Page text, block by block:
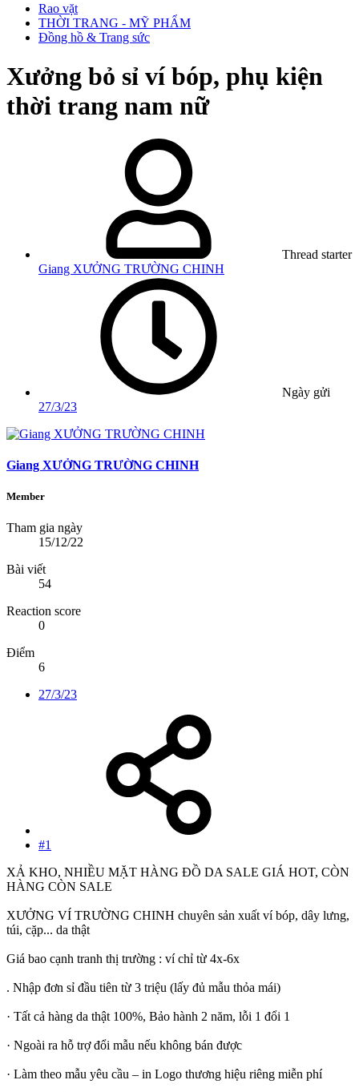
Rao vặt
THỜI TRANG - MỸ PHẨM
Đồng hồ & Trang sức
Xưởng bỏ sỉ ví bóp, phụ kiện
thời trang nam nữ
Thread starter
Giang XƯỞNG TRƯỜNG CHINH
Ngày gửi
27/3/23
Giang XƯỞNG TRƯỜNG CHINH
Member
Tham gia ngày
15/12/22
Bài viết
54
Reaction score
0
Điểm
6
27/3/23
#1
XẢ KHO, NHIỀU MẶT HÀNG ĐỒ DA SALE GIÁ HOT, CÒN
HÀNG CÒN SALE
XƯỞNG VÍ TRƯỜNG CHINH chuyên sản xuất ví bóp, dây lưng,
túi, cặp... da thật
Giá bao cạnh tranh thị trường : ví chỉ từ 4x-6x
. Nhập đơn sỉ đầu tiên từ 3 triệu (lấy đủ mẫu thỏa mái)
· Tất cả hàng da thật 100%, Bảo hành 2 năm, lỗi 1 đổi 1
· Ngoài ra hỗ trợ đổi mẫu nếu không bán được
· Làm theo mẫu yêu cầu – in Logo thương hiệu riêng miễn phí